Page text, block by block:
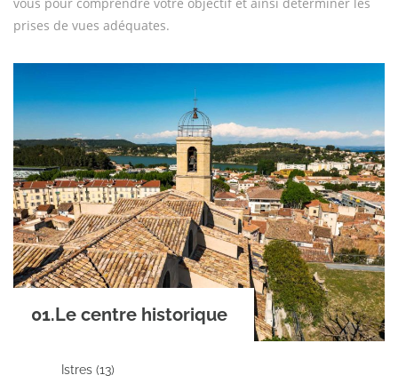
prises de vues adéquates.
01.Le centre historique
Istres (13)